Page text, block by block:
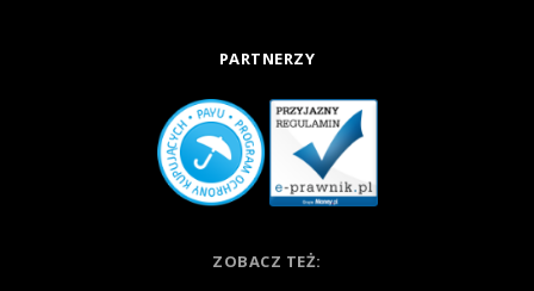
PARTNERZY
ZOBACZ TEŻ: